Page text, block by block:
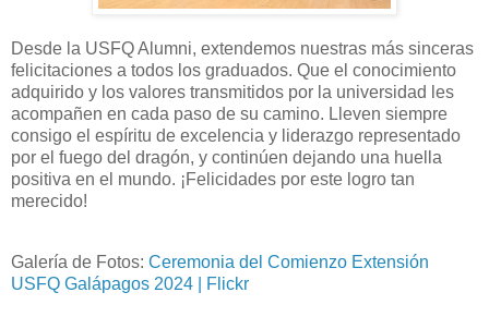
Desde la USFQ Alumni, extendemos nuestras más sinceras
felicitaciones a todos los graduados. Que el conocimiento
adquirido y los valores transmitidos por la universidad les
acompañen en cada paso de su camino. Lleven siempre
consigo el espíritu de excelencia y liderazgo representado
por el fuego del dragón, y continúen dejando una huella
positiva en el mundo. ¡Felicidades por este logro tan
merecido!
Galería de Fotos: Ceremonia del Comienzo Extensión
USFQ Galápagos 2024 | Flickr